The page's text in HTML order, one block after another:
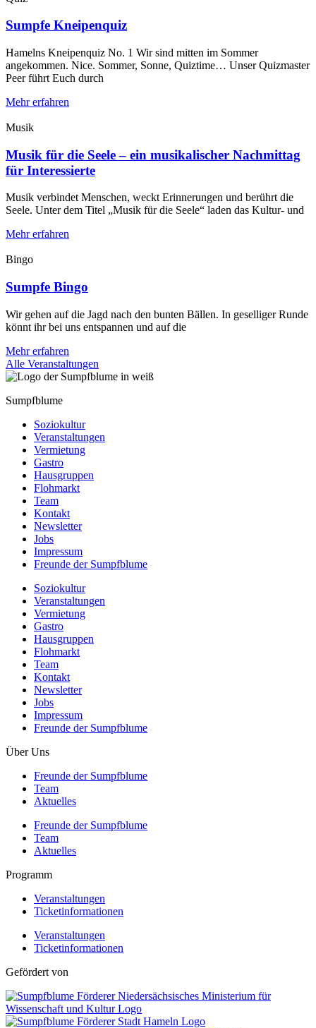
Sumpfe Kneipenquiz
Hamelns Kneipenquiz No. 1 Wir sind mitten im Sommer
angekommen. Nice. Sommer, Sonne, Quiztime… Unser Quizmaster
Peer führt Euch durch
Mehr erfahren
Musik
Musik für die Seele – ein musikalischer Nachmittag
für Interessierte
Musik verbindet Menschen, weckt Erinnerungen und berührt die
Seele. Unter dem Titel „Musik für die Seele“ laden das Kultur- und
Mehr erfahren
Bingo
Sumpfe Bingo
Wir gehen auf die Jagd nach den bunten Bällen. In geselliger Runde
könnt ihr bei uns entspannen und auf die
Mehr erfahren
Alle Veranstaltungen
Sumpfblume
Soziokultur
Veranstaltungen
Vermietung
Gastro
Hausgruppen
Flohmarkt
Team
Kontakt
Newsletter
Jobs
Impressum
Freunde der Sumpfblume
Soziokultur
Veranstaltungen
Vermietung
Gastro
Hausgruppen
Flohmarkt
Team
Kontakt
Newsletter
Jobs
Impressum
Freunde der Sumpfblume
Über Uns
Freunde der Sumpfblume
Team
Aktuelles
Freunde der Sumpfblume
Team
Aktuelles
Programm
Veranstaltungen
Ticketinformationen
Veranstaltungen
Ticketinformationen
Gefördert von